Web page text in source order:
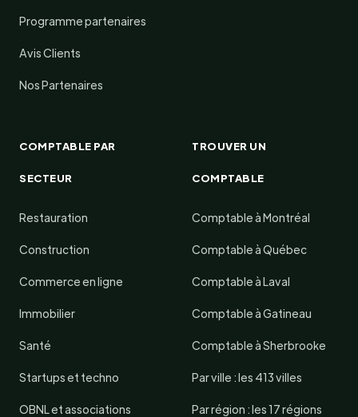
Programme partenaires
Avis Clients
Nos Partenaires
COMPTABLE PAR
SECTEUR
Restauration
Construction
Commerce en ligne
Immobilier
Santé
Startups et techno
OBNL et associations
TROUVER UN
COMPTABLE
Comptable à Montréal
Comptable à Québec
Comptable à Laval
Comptable à Gatineau
Comptable à Sherbrooke
Par ville : les 413 villes
Par région : les 17 régions